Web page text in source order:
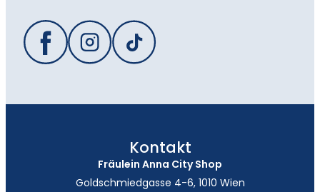
Kontakt
Fräulein Anna City Shop
Goldschmiedgasse 4-6, 1010 Wien